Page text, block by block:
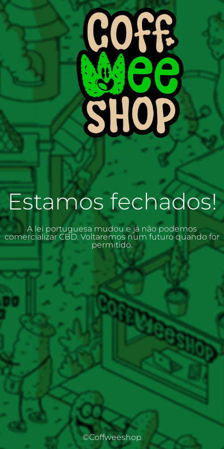
Estamos fechados!
A lei portuguesa mudou e já não podemos
comercializar CBD. Voltaremos num futuro quando for
permitido.
©Coffweeshop